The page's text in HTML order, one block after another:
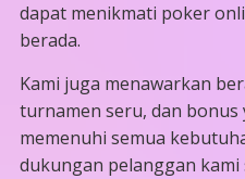
dapat menikmati poker
berada.
Kami juga menawarkan
turnamen seru, dan
memenuhi semua
dukungan pelanggan